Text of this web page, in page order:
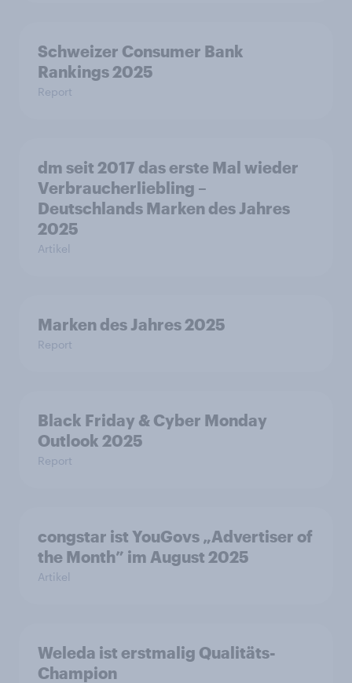
Schweizer Consumer Bank
Rankings 2025
Report
dm seit 2017 das erste Mal wieder
Verbraucherliebling –
Deutschlands Marken des Jahres
2025
Artikel
Marken des Jahres 2025
Report
Black Friday & Cyber Monday
Outlook 2025
Report
congstar ist YouGovs „Advertiser of
the Month” im August 2025
Artikel
Weleda ist erstmalig Qualitäts-
Champion